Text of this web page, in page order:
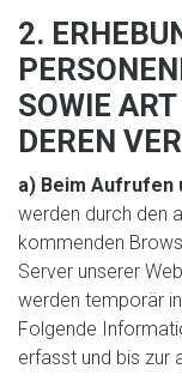
2.
SOWIE
DEREN
a) Beim Aufrufen
werden durch den
kommenden
Server unserer
werden temporär
Folgende
erfasst und bis zur